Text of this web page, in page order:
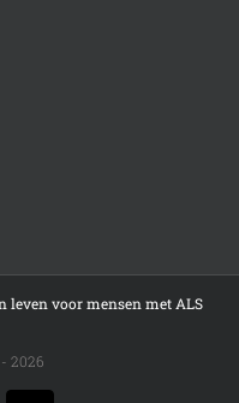
leven voor mensen met ALS
2026